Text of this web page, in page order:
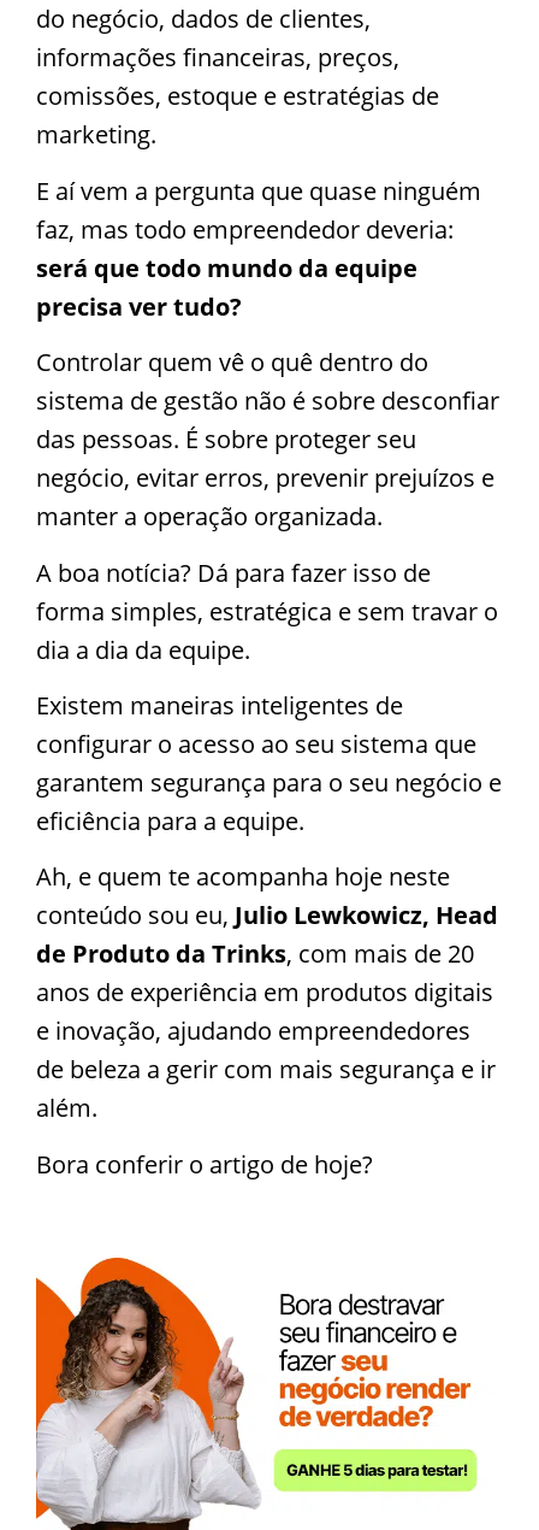
do negócio, dados de clientes,
informações financeiras, preços,
comissões, estoque e estratégias de
marketing.
E aí vem a pergunta que quase ninguém
faz, mas todo empreendedor deveria:
será que todo mundo da equipe
precisa ver tudo?
Controlar quem vê o quê dentro do
sistema de gestão não é sobre desconfiar
das pessoas. É sobre proteger seu
negócio, evitar erros, prevenir prejuízos e
manter a operação organizada.
A boa notícia? Dá para fazer isso de
forma simples, estratégica e sem travar o
dia a dia da equipe.
Existem maneiras inteligentes de
configurar o acesso ao seu sistema que
garantem segurança para o seu negócio e
eficiência para a equipe.
Ah, e quem te acompanha hoje neste
conteúdo sou eu, Julio Lewkowicz, Head
de Produto da Trinks, com mais de 20
anos de experiência em produtos digitais
e inovação, ajudando empreendedores
de beleza a gerir com mais segurança e ir
além.
Bora conferir o artigo de hoje?